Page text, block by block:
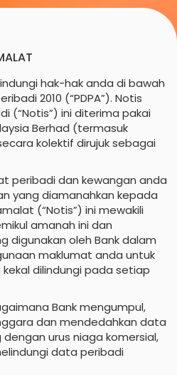
hak-hak anda di bawah
2010 (“PDPA”). Notis
(“Notis”) ini diterima pakai
Berhad (termasuk
kolektif dirujuk sebagai
peribadi dan kewangan anda
yang diamanahkan kepada
(“Notis”) ini mewakili
amanah ini dan
digunakan oleh Bank dalam
maklumat anda untuk
dilindungi pada setiap
Bank mengumpul,
dan mendedahkan data
urus niaga komersial,
data peribadi